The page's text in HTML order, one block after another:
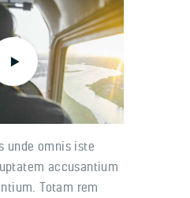
unde omnis iste
accusantium
Totam rem